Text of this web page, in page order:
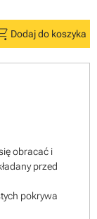
Dodaj do koszyka
obracać i
przed
pokrywa